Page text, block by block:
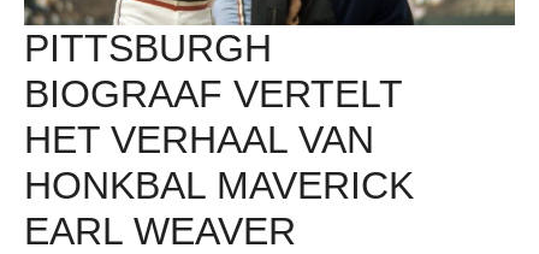
PITTSBURGH
BIOGRAAF VERTELT
HET VERHAAL VAN
HONKBAL MAVERICK
EARL WEAVER